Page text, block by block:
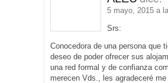
5 mayo, 2015 a
Srs:
Conocedora de una persona que
deseo de poder ofrecer sus
una red formal y de confianza
merecen Vds., les agradeceré me